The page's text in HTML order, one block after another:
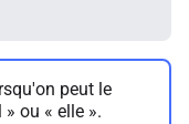
peut le
ou « elle ».